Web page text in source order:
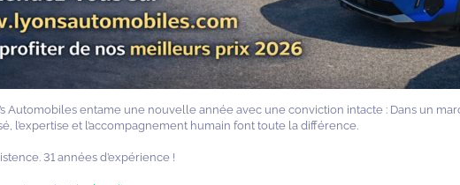
Automobiles entame une nouvelle année avec une conviction intacte : Dans un
l’expertise et l’accompagnement humain font toute la différence.
31 années d’expérience !